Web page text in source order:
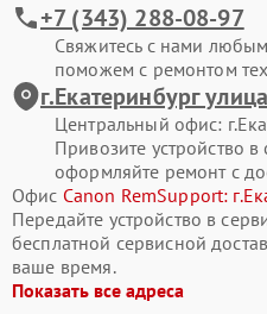
+7 (343) 288-08-97
Свяжитесь с нами
поможем с ремонтом
г.Екатеринбург
Центральный офис:
Привозите устройство
оформляйте ремонт с
Офис Canon RemSupport:
Передайте устройство в
бесплатной сервисной
ваше время.
Показать все адреса